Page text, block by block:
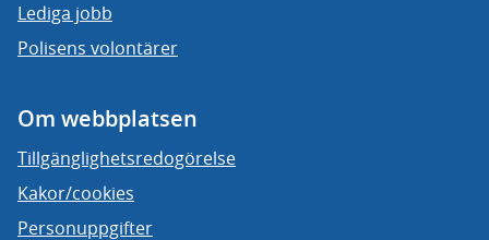
Lediga jobb
Polisens volontärer
Om webbplatsen
Tillgänglighetsredogörelse
Kakor/cookies
Personuppgifter